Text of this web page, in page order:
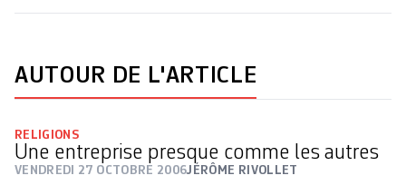
AUTOUR DE L'ARTICLE
RELIGIONS
Une entreprise presque comme les autres
VENDREDI 27 OCTOBRE 2006JÉRÔME RIVOLLET